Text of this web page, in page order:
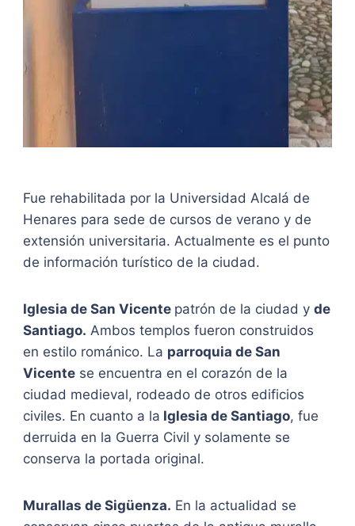
Fue rehabilitada por la Universidad Alcalá de
Henares para sede de cursos de verano y de
extensión universitaria. Actualmente es el punto
de información turístico de la ciudad.
Iglesia de San Vicente patrón de la ciudad y de
Santiago. Ambos templos fueron construidos
en estilo románico. La parroquia de San
Vicentese encuentra en el corazón de la
ciudad medieval, rodeado de otros edificios
civiles. En cuanto a la Iglesia de Santiago, fue
derruida en la Guerra Civil y solamente se
conserva la portada original.
Murallas de Sigüenza. En la actualidad se